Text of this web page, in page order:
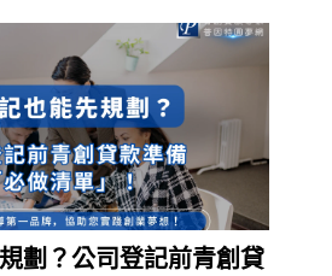
劃？公司登記前青創貸